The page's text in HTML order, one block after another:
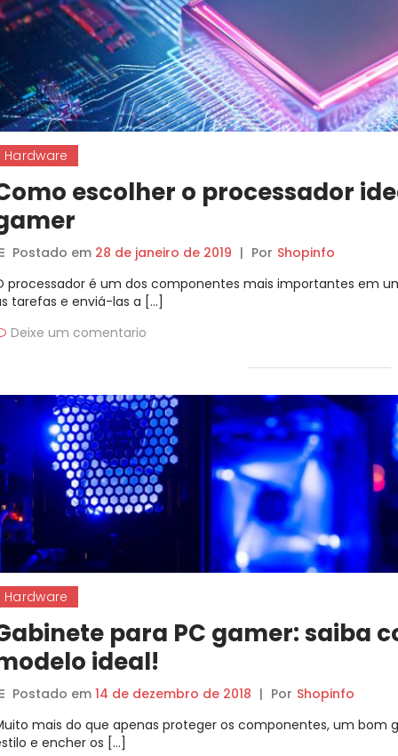
Hardware
escolher o processador
Postado em 28 de janeiro de 2019 | Por Shopinfo
processador é um dos componentes mais importantes em
tarefas e enviá-las a […]
Deixe um comentario
Hardware
para PC gamer: saiba
ideal!
Postado em 14 de dezembro de 2018 | Por Shopinfo
mais do que apenas proteger os componentes, um bom
e encher os […]